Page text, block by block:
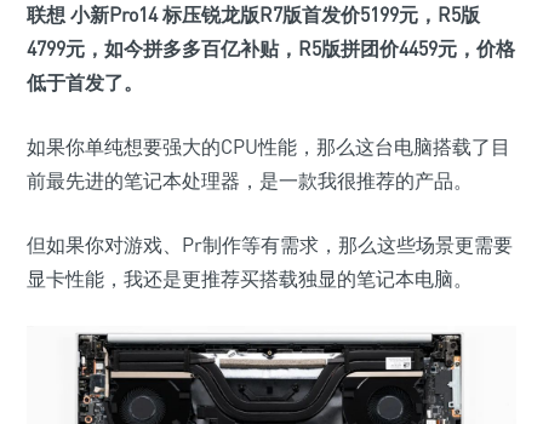
联想 小新Pro14 标压锐龙版R7版首发价5199元 ， R5版
4799元 ，如今拼多多百亿补贴， R5版拼团价4459元 ，价格
低于首发了。
如果你单纯想要强大的CPU性能，那么这台电脑搭载了目
前最先进的笔记本处理器，是一款我很推荐的产品。
但如果你对游戏、Pr制作等有需求，那么这些场景更需要
显卡性能，我还是更推荐买搭载独显的笔记本电脑。